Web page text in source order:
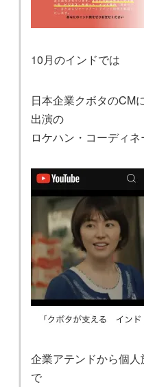
10月のインドでは
日本企業クボタのCM
出演の
ロケハン・コーディネ
企業アテンドから個
で